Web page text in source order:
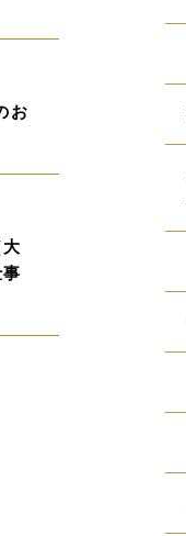
お